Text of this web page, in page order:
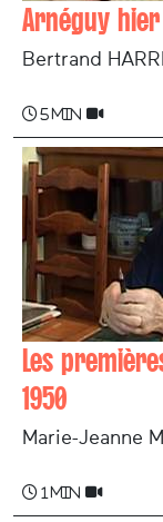
Arnéguy
Bertrand
5 min
Les
1950
Marie-Jeanne
1 min